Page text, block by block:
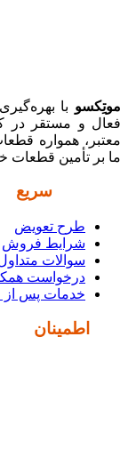
موتِکسو با
فعال و مستقر در
معتبر، همواره
ما بر تأمین قطعات
سریع
طرح تعویض
شرایط فروش
سوالات
درخواست
خدمات پس
اطمینان